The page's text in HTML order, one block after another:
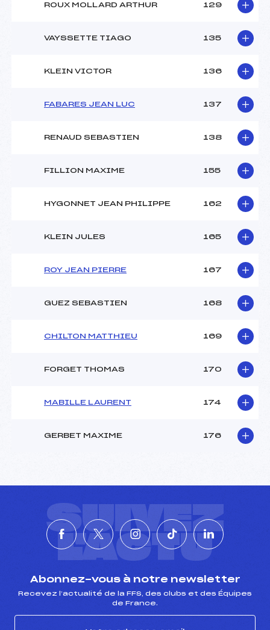
ROUX MOLLARD ARTHUR 129
VAYSSETTE TIAGO 135
KLEIN VICTOR 136
FABARES JEAN LUC 137
RENAUD SEBASTIEN 138
FILLION MAXIME 155
HYGONNET JEAN PHILIPPE 162
KLEIN JULES 165
ROY JEAN PIERRE 167
GUEZ SEBASTIEN 168
CHILTON MATTHIEU 169
FORGET THOMAS 170
MABILLE LAURENT 174
GERBET MAXIME 176
SUIVEZ
L'ACTU
Abonnez-vous à notre newsletter
Recevez l’actualité de la FFS, des clubs et des Équipes
de France.